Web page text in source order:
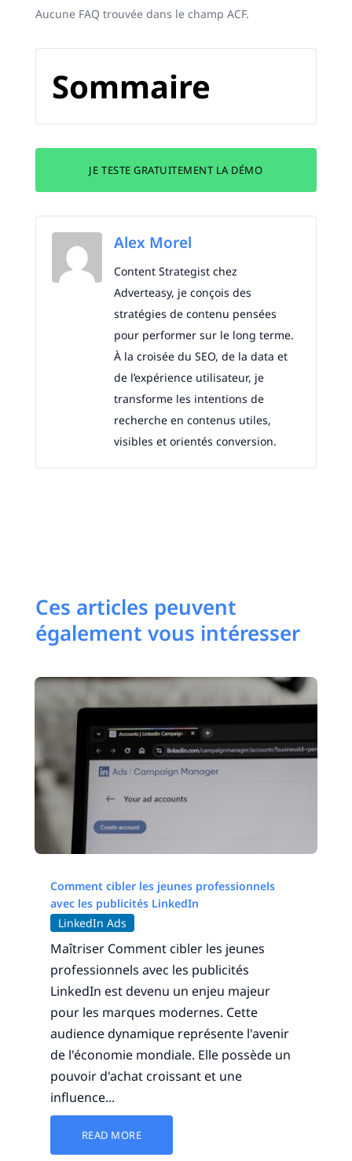
Aucune FAQ trouvée dans le champ ACF.
Sommaire
JE TESTE GRATUITEMENT LA DÉMO
Alex Morel
Content Strategist chez
Adverteasy, je conçois des
stratégies de contenu pensées
pour performer sur le long terme.
À la croisée du SEO, de la data et
de l’expérience utilisateur, je
transforme les intentions de
recherche en contenus utiles,
visibles et orientés conversion.
Ces articles peuvent
également vous intéresser
Comment cibler les jeunes professionnels
avec les publicités LinkedIn
LinkedIn Ads
Maîtriser Comment cibler les jeunes
professionnels avec les publicités
LinkedIn est devenu un enjeu majeur
pour les marques modernes. Cette
audience dynamique représente l'avenir
de l'économie mondiale. Elle possède un
pouvoir d'achat croissant et une
influence...
READ MORE